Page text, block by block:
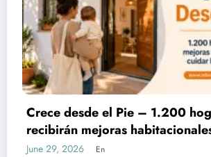
desde el Pie – 1.200 hogares
mejoras habitacionales para
infancia
29, 2026 En